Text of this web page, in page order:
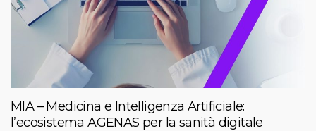
MIA – Medicina e Intelligenza Artificiale:
l’ecosistema AGENAS per la sanità digitale